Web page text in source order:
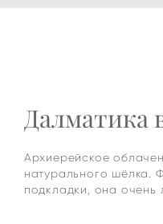
Далматика
Архиерейское
натурального шёлка.
подкладки, она очень